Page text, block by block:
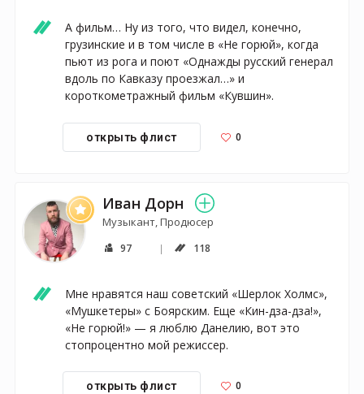
А фильм… Ну из того, что видел, конечно,
грузинские и в том числе в «Не горюй», когда
пьют из рога и поют «Однажды русский генерал
вдоль по Кавказу проезжал…» и
короткометражный фильм «Кувшин».
открыть флист 0
Иван Дорн
Музыкант, Продюсер
97 118
Мне нравятся наш советский «Шерлок Холмс»,
«Мушкетеры» с Боярским. Еще «Кин-дза-дза!»,
«Не горюй!» — я люблю Данелию, вот это
стопроцентно мой режиссер.
открыть флист 0